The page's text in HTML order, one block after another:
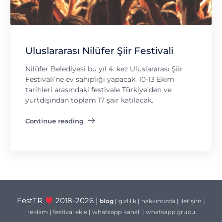
Uluslararası Nilüfer Şiir Festivali
Nilüfer Belediyesi bu yıl 4. kez Uluslararası Şiir
Festivali’ne ev sahipliği yapacak. 10-13 Ekim
tarihleri arasındaki festivale Türkiye’den ve
yurtdışından toplam 17 şair katılacak.
Continue reading
"Uluslararası Nilüfer Şiir Festivali"
FestTR 2018-2026 | blog| gizlilik| hakkımızda | iletişim |
reklam | festival ekle| whatsapp kanalı | whatsapp grubu